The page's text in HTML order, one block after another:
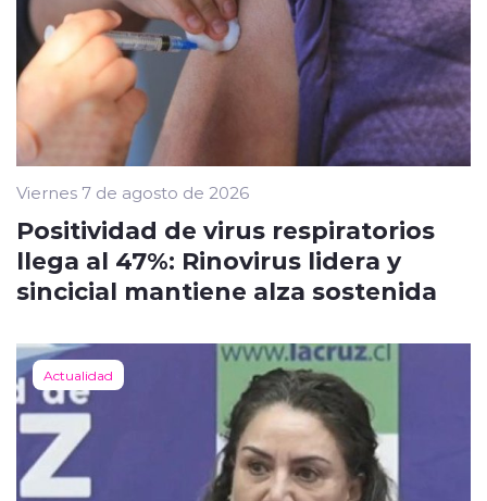
Viernes 7 de agosto de 2026
Positividad de virus respiratorios
llega al 47%: Rinovirus lidera y
sincicial mantiene alza sostenida
Actualidad